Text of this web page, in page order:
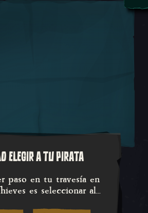
ELEGIR A TU PIRATA
paso en tu travesía en
es seleccionar al...
El primer paso en tu travesía